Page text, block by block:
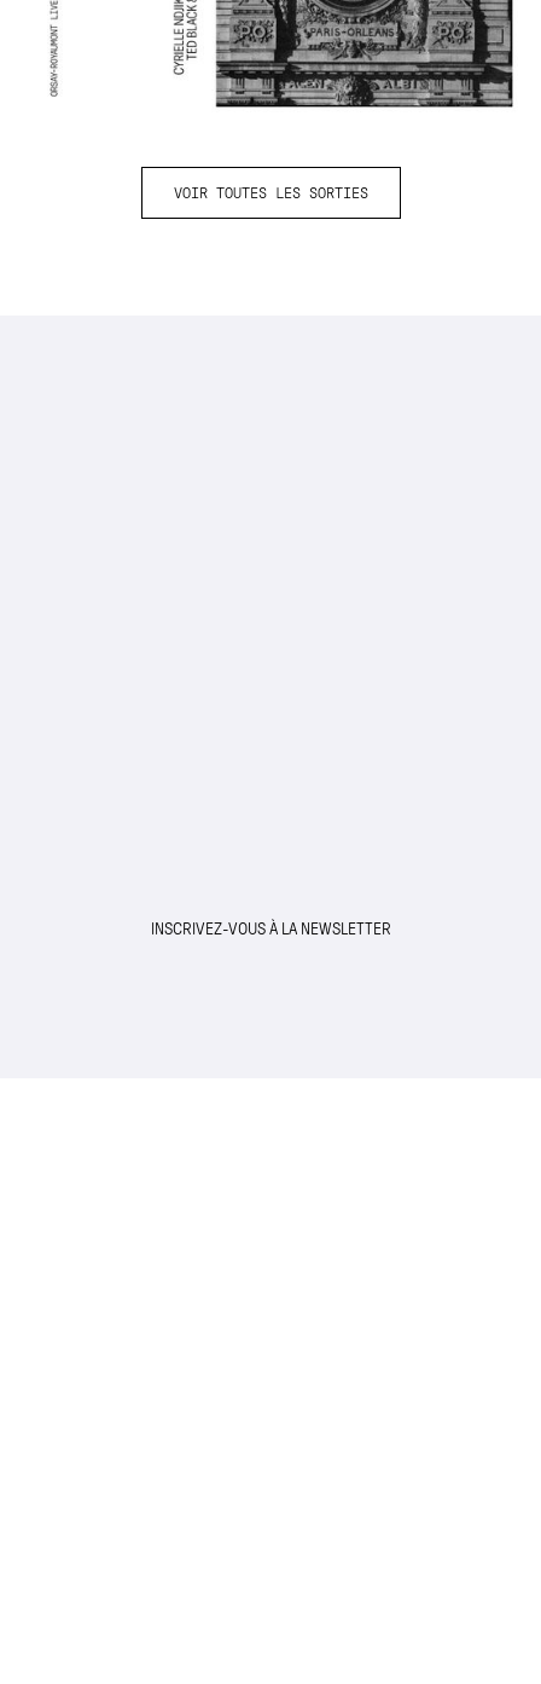
VOIR TOUTES LES SORTIES
INSCRIVEZ-VOUS À LA NEWSLETTER